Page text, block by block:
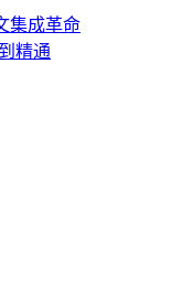
集成革命
精通